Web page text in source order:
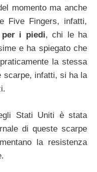
momento ma anche
Five Fingers, infatti,
per i piedi, chi le ha
e ha spiegato che
la stessa
scarpe, infatti, si ha la
Stati Uniti è stata
di queste scarpe
la resistenza